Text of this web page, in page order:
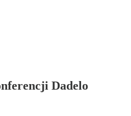
Dadelo